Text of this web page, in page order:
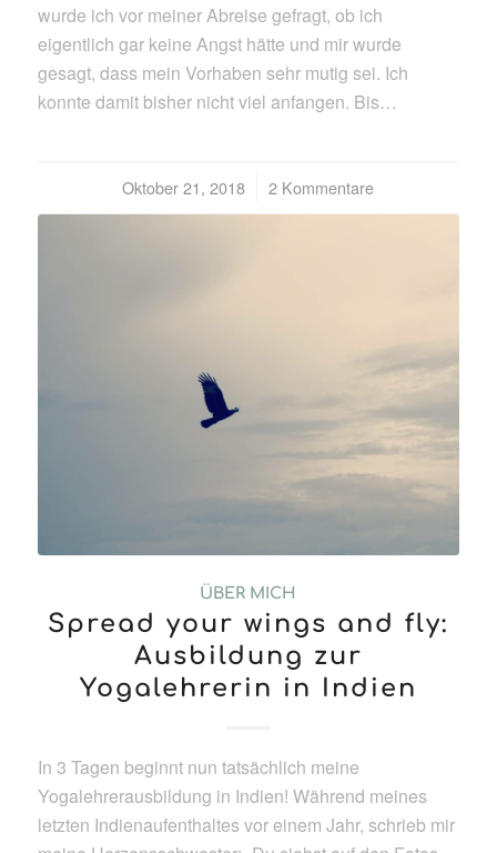
wurde ich vor meiner Abreise gefragt, ob ich
eigentlich gar keine Angst hätte und mir wurde
gesagt, dass mein Vorhaben sehr mutig sei. Ich
konnte damit bisher nicht viel anfangen. Bis…
Oktober 21, 2018
/ 2 Kommentare
ÜBER MICH
Spread your wings and fly:
Ausbildung zur
Yogalehrerin in Indien
In 3 Tagen beginnt nun tatsächlich meine
Yogalehrerausbildung in Indien! Während meines
letzten Indienaufenthaltes vor einem Jahr, schrieb mir